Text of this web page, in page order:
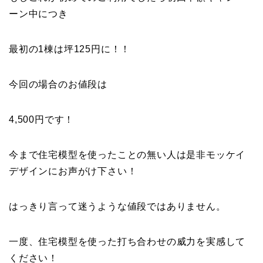
ーン中につき
最初の1棟は坪125円に！！
今回の場合のお値段は
4,500円です！
今まで住宅模型を使ったことの無い人は是非モッケイ
デザインにお声がけ下さい！
はっきり言って迷うような値段ではありません。
一度、住宅模型を使った打ち合わせの威力を実感して
ください！